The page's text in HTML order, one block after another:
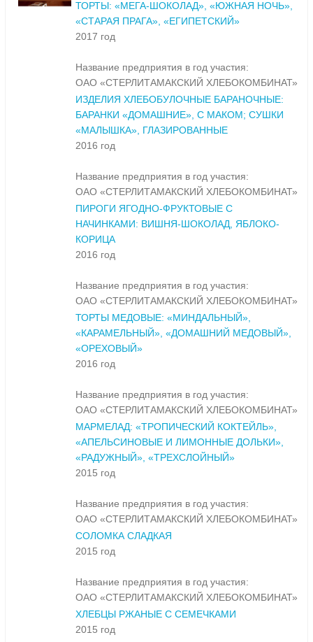
ТОРТЫ: «МЕГА-ШОКОЛАД», «ЮЖНАЯ НОЧЬ»,
«СТАРАЯ ПРАГА», «ЕГИПЕТСКИЙ»
2017 год
Название предприятия в год участия:
ОАО «СТЕРЛИТАМАКСКИЙ ХЛЕБОКОМБИНАТ»
ИЗДЕЛИЯ ХЛЕБОБУЛОЧНЫЕ БАРАНОЧНЫЕ:
БАРАНКИ «ДОМАШНИЕ», С МАКОМ; СУШКИ
«МАЛЫШКА», ГЛАЗИРОВАННЫЕ
2016 год
Название предприятия в год участия:
ОАО «СТЕРЛИТАМАКСКИЙ ХЛЕБОКОМБИНАТ»
ПИРОГИ ЯГОДНО-ФРУКТОВЫЕ С
НАЧИНКАМИ: ВИШНЯ-ШОКОЛАД, ЯБЛОКО-
КОРИЦА
2016 год
Название предприятия в год участия:
ОАО «СТЕРЛИТАМАКСКИЙ ХЛЕБОКОМБИНАТ»
ТОРТЫ МЕДОВЫЕ: «МИНДАЛЬНЫЙ»,
«КАРАМЕЛЬНЫЙ», «ДОМАШНИЙ МЕДОВЫЙ»,
«ОРЕХОВЫЙ»
2016 год
Название предприятия в год участия:
ОАО «СТЕРЛИТАМАКСКИЙ ХЛЕБОКОМБИНАТ»
МАРМЕЛАД: «ТРОПИЧЕСКИЙ КОКТЕЙЛЬ»,
«АПЕЛЬСИНОВЫЕ И ЛИМОННЫЕ ДОЛЬКИ»,
«РАДУЖНЫЙ», «ТРЕХСЛОЙНЫЙ»
2015 год
Название предприятия в год участия:
ОАО «СТЕРЛИТАМАКСКИЙ ХЛЕБОКОМБИНАТ»
СОЛОМКА СЛАДКАЯ
2015 год
Название предприятия в год участия:
ОАО «СТЕРЛИТАМАКСКИЙ ХЛЕБОКОМБИНАТ»
ХЛЕБЦЫ РЖАНЫЕ С СЕМЕЧКАМИ
2015 год